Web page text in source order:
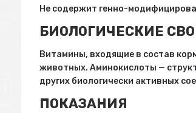
Не содержит генно-
БИОЛОГИЧЕСКИЕ
Витамины, входящие в состав
животных. Аминокислоты —
других биологически активных
ПОКАЗАНИЯ